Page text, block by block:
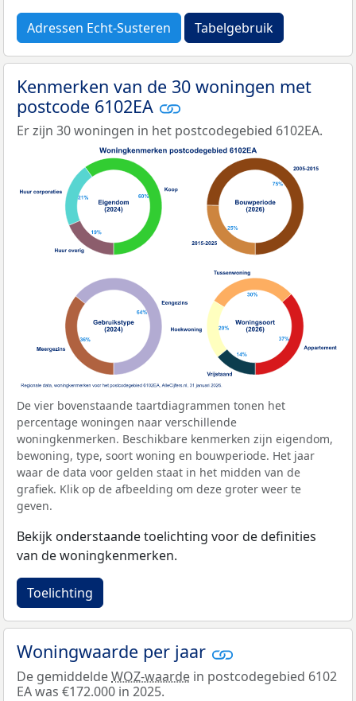
Adressen Echt-Susteren Tabelgebruik
Kenmerken van de 30 woningen met
postcode 6102EA
Er zijn 30 woningen in het postcodegebied 6102EA.
De vier bovenstaande taartdiagrammen tonen het
percentage woningen naar verschillende
woningkenmerken. Beschikbare kenmerken zijn eigendom,
bewoning, type, soort woning en bouwperiode. Het jaar
waar de data voor gelden staat in het midden van de
grafiek. Klik op de afbeelding om deze groter weer te
geven.
Bekijk onderstaande toelichting voor de definities
van de woningkenmerken.
Toelichting
Woningwaarde per jaar
De gemiddeldeWOZ-waarde in postcodegebied 6102
EA was €172.000 in 2025.